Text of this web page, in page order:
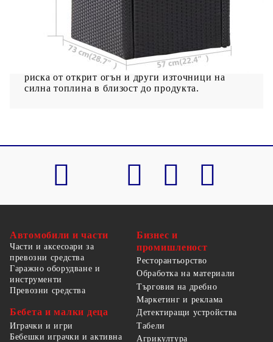
6 x Стола
6 x Възглавници за сядане
6 х Възглавници за облягане
Максимално 110 кг на седалка. Съобразете се с
риска от открит огън и други източници на
силна топлина в близост до продукта.
Автомобили и части
Части и аксесоари за
превозни средства
Гаражно оборудване и
инструменти
Превозни средства
Бебета и малки деца
Играчки и игри
Бебешки играчки и активна
Бизнес и
промишленост
Ресторантьорство
Обработка на материали
Търговия на дребно
Маркетинг и реклама
Детектиращи устройства
Табели
Агрикултура